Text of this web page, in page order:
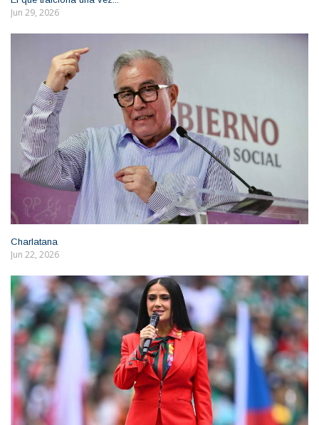
Jun 29, 2026
Charlatana
Jun 22, 2026